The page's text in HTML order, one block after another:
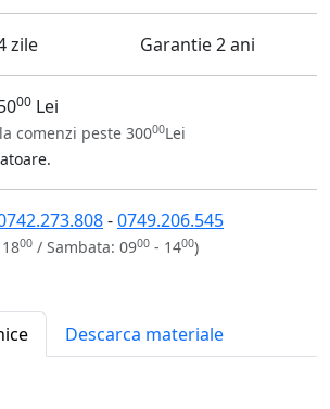
zile Garantie 2 ani
00 Lei
comenzi peste 30000Lei
-0749.206.545
00 / Sambata: 0900 - 1400)
Descarca materiale